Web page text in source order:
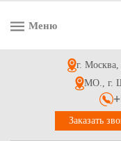
Упаковка для
Меню
г. Москва,
МО., г.
Заказать